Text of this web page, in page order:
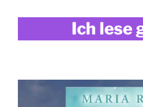
Ich lese